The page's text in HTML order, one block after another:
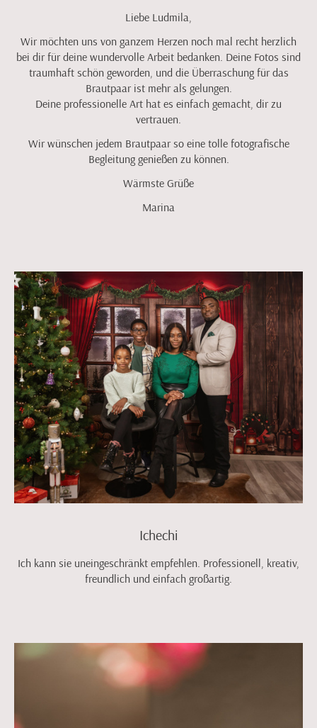
Liebe Ludmila,
Wir möchten uns von ganzem Herzen noch mal recht herzlich
bei dir für deine wundervolle Arbeit bedanken. Deine Fotos sind
traumhaft schön geworden, und die Überraschung für das
Brautpaar ist mehr als gelungen.
Deine professionelle Art hat es einfach gemacht, dir zu
vertrauen.
Wir wünschen jedem Brautpaar so eine tolle fotografische
Begleitung genießen zu können.
Wärmste Grüße
Marina
Ichechi
Ich kann sie uneingeschränkt empfehlen. Professionell, kreativ,
freundlich und einfach großartig.